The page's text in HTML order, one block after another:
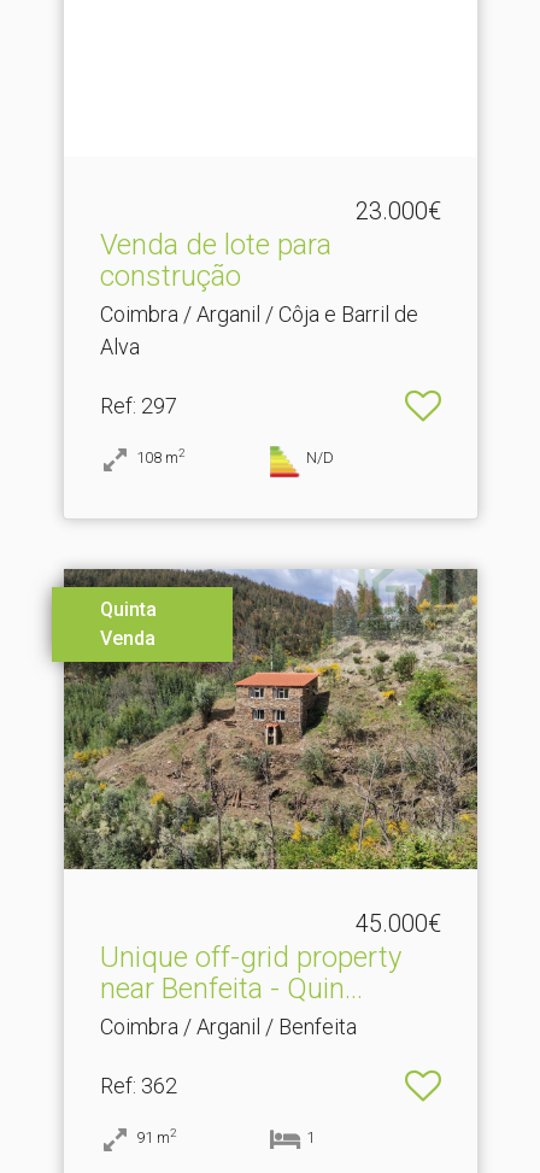
23.000€
Venda de lote para
construção
Coimbra / Arganil / Côja e Barril de
Alva
Ref: 297
108 m2 N/D
Quinta
Venda
45.000€
Unique off-grid property
near Benfeita - Quin.​..
Coimbra / Arganil / Benfeita
Ref: 362
91 m2 1